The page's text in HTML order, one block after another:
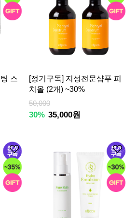
스
[정기구독] 지성전문샴푸 피
치올 (2개) ~30%
50,000
30% 35,000원